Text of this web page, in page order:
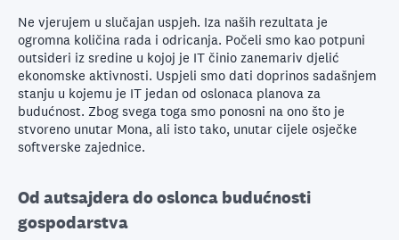
Ne vjerujem u slučajan uspjeh. Iza naših rezultata je
ogromna količina rada i odricanja. Počeli smo kao potpuni
outsideri iz sredine u kojoj je IT činio zanemariv djelić
ekonomske aktivnosti. Uspjeli smo dati doprinos sadašnjem
stanju u kojemu je IT jedan od oslonaca planova za
budućnost. Zbog svega toga smo ponosni na ono što je
stvoreno unutar Mona, ali isto tako, unutar cijele osječke
softverske zajednice.
Od autsajdera do oslonca budućnosti
gospodarstva